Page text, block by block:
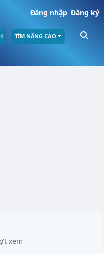
Đăng nhập|Đăng ký
TÌM NÂNG CAO
xem